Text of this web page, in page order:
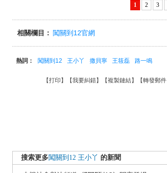
1 2 3
相關欄目： 闖關到12官網
熱詞： 闖關到12 王小丫 撒貝寧 王筱磊 路一鳴
【打印 】【我要糾錯】【複製鏈結】【轉發郵件
搜索更多闖關到12 王小丫 的新聞